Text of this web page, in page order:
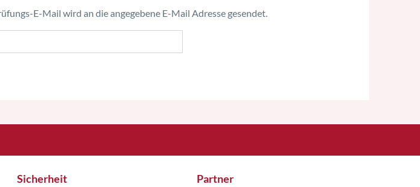
E-Mail wird an die angegebene E-Mail Adresse gesendet.
Sicherheit Partner